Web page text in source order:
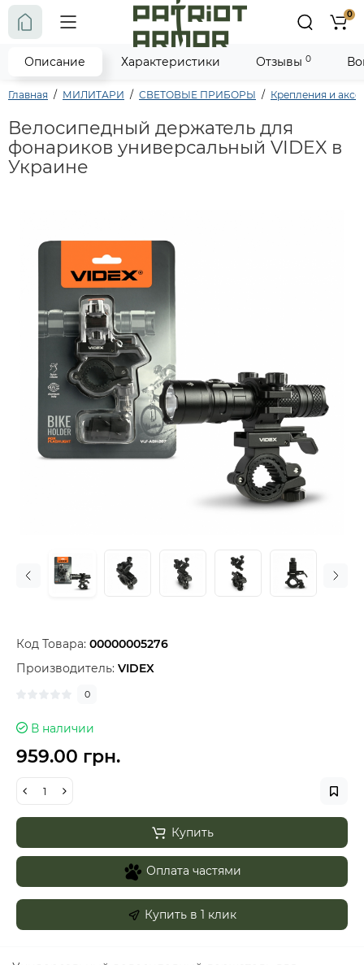
0
Главная МИЛИТАРИ СВЕТОВЫЕ ПРИБОРЫ Крепления и
Велосипедный держатель для
фонариков универсальный VIDEX в
Украине
Код Товара: 00000005276
Производитель: VIDEX
0
В наличии
959.00 грн.
Купить
Оплата частями
Купить в 1 клик
Описание Характеристики Отзывы 0